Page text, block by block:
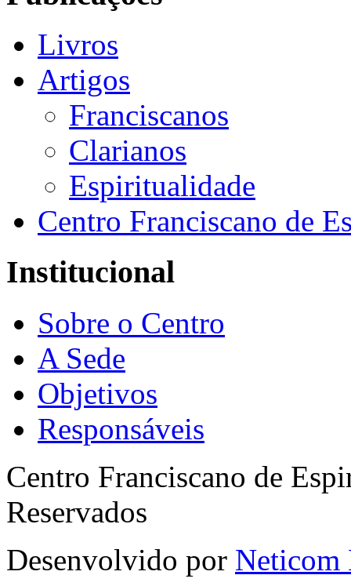
Livros
Artigos
Franciscanos
Clarianos
Espiritualidade
Centro Franciscano de
Institucional
Sobre o Centro
A Sede
Objetivos
Responsáveis
Centro Franciscano de
Reservados
Desenvolvido por Neticom